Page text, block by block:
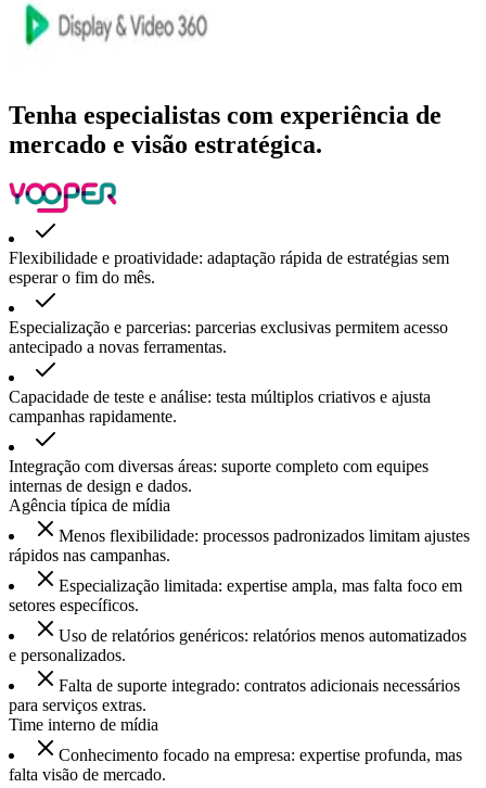
Tenha especialistas com experiência de
mercado e visão estratégica.
Flexibilidade e proatividade: adaptação rápida de estratégias sem
esperar o fim do mês.
Especialização e parcerias: parcerias exclusivas permitem acesso
antecipado a novas ferramentas.
Capacidade de teste e análise: testa múltiplos criativos e ajusta
campanhas rapidamente.
Integração com diversas áreas: suporte completo com equipes
internas de design e dados.
Agência típica de mídia
Menos flexibilidade: processos padronizados limitam ajustes
rápidos nas campanhas.
Especialização limitada: expertise ampla, mas falta foco em
setores específicos.
Uso de relatórios genéricos: relatórios menos automatizados
e personalizados.
Falta de suporte integrado: contratos adicionais necessários
para serviços extras.
Time interno de mídia
Conhecimento focado na empresa: expertise profunda, mas
falta visão de mercado.